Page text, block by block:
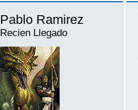
Pablo Ramirez
Recien Llegado